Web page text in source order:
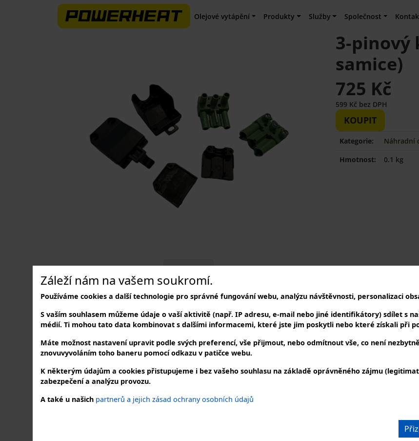
Záleží nám na vašem soukromí.
Používáme cookies a další technologie pro správné fungování webu, analýzu návštěvnosti, personalizaci
S vaším souhlasem můžeme údaje o vaší aktivitě (např. IP adresu, e-mail nebo jiné identifikátory) sdílet s
médií. Ti mohou tato data kombinovat s dalšími informacemi, které jste jim poskytli nebo které získali při
Máte možnost nastavení upravit podle svých preferencí, vše přijmout, nebo odmítnout vše, co není
znovuvyvoláním toho baneru pomocí odkazu v patičce webu.
K některým údajům a cookies přistupujeme i bez vašeho souhlasu na základě oprávněného zájmu
zabezpečení a analýzu provozu.
A také u našich partnerů a jejich zásad ochrany osobních údajů
Olejové vytápění Produkty Služby Společnost
3-pinový
samice)
725 Kč
599 Kč bez DPH
KOUPIT
Kategorie:
Náhradní
Hmotnost:
0.1 kg
Popis
telefonicky nebo e-mailem